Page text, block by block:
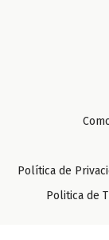
Política de
Politica de